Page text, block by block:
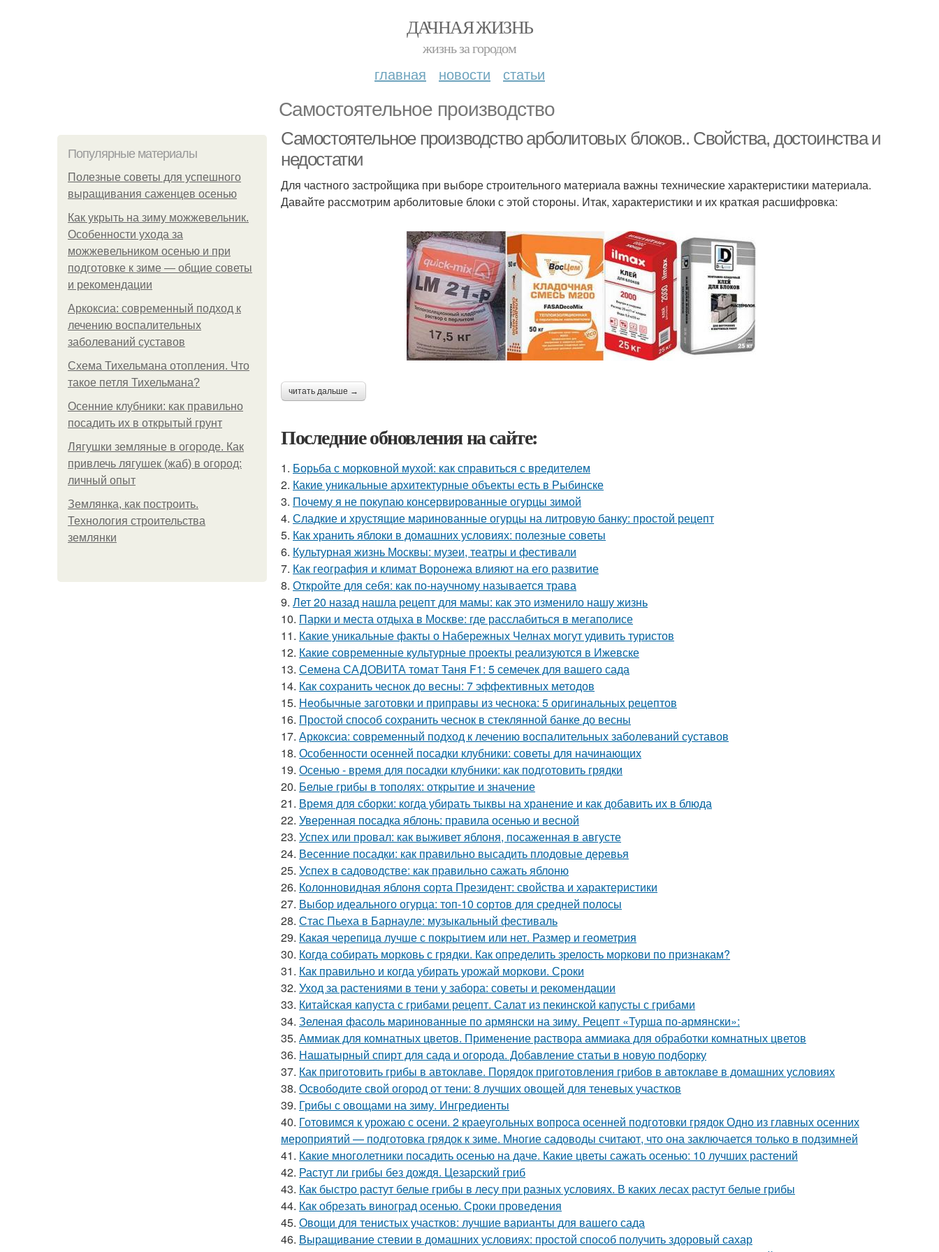
ДАЧНАЯ ЖИЗНЬ
жизнь за городом
главная новости статьи
Самостоятельное производство
Популярные материалы
Полезные советы для успешного
выращивания саженцев осенью
Как укрыть на зиму можжевельник.
Особенности ухода за
можжевельником осенью и при
подготовке к зиме — общие советы
и рекомендации
Аркоксиа: современный подход к
лечению воспалительных
заболеваний суставов
Схема Тихельмана отопления. Что
такое петля Тихельмана?
Осенние клубники: как правильно
посадить их в открытый грунт
Лягушки земляные в огороде. Как
привлечь лягушек (жаб) в огород:
личный опыт
Землянка, как построить.
Технология строительства
землянки
Самостоятельное производство арболитовых блоков.. Свойства, достоинства и
недостатки
Для частного застройщика при выборе строительного материала важны технические характеристики материала.
Давайте рассмотрим арболитовые блоки с этой стороны. Итак, характеристики и их краткая расшифровка:
читать дальше →
Последние обновления на сайте:
1. Борьба с морковной мухой: как справиться с вредителем
2. Какие уникальные архитектурные объекты есть в Рыбинске
3. Почему я не покупаю консервированные огурцы зимой
4. Сладкие и хрустящие маринованные огурцы на литровую банку: простой рецепт
5. Как хранить яблоки в домашних условиях: полезные советы
6. Культурная жизнь Москвы: музеи, театры и фестивали
7. Как география и климат Воронежа влияют на его развитие
8. Откройте для себя: как по-научному называется трава
9. Лет 20 назад нашла рецепт для мамы: как это изменило нашу жизнь
10. Парки и места отдыха в Москве: где расслабиться в мегаполисе
11. Какие уникальные факты о Набережных Челнах могут удивить туристов
12. Какие современные культурные проекты реализуются в Ижевске
13. Семена САДОВИТА томат Таня F1: 5 семечек для вашего сада
14. Как сохранить чеснок до весны: 7 эффективных методов
15. Необычные заготовки и приправы из чеснока: 5 оригинальных рецептов
16. Простой способ сохранить чеснок в стеклянной банке до весны
17. Аркоксиа: современный подход к лечению воспалительных заболеваний суставов
18. Особенности осенней посадки клубники: советы для начинающих
19. Осенью - время для посадки клубники: как подготовить грядки
20. Белые грибы в тополях: открытие и значение
21. Время для сборки: когда убирать тыквы на хранение и как добавить их в блюда
22. Уверенная посадка яблонь: правила осенью и весной
23. Успех или провал: как выживет яблоня, посаженная в августе
24. Весенние посадки: как правильно высадить плодовые деревья
25. Успех в садоводстве: как правильно сажать яблоню
26. Колонновидная яблоня сорта Президент: свойства и характеристики
27. Выбор идеального огурца: топ-10 сортов для средней полосы
28. Стас Пьеха в Барнауле: музыкальный фестиваль
29. Какая черепица лучше с покрытием или нет. Размер и геометрия
30. Когда собирать морковь с грядки. Как определить зрелость моркови по признакам?
31. Как правильно и когда убирать урожай моркови. Сроки
32. Уход за растениями в тени у забора: советы и рекомендации
33. Китайская капуста с грибами рецепт. Салат из пекинской капусты с грибами
34. Зеленая фасоль маринованные по армянски на зиму. Рецепт «Турша по-армянски»:
35. Аммиак для комнатных цветов. Применение раствора аммиака для обработки комнатных цветов
36. Нашатырный спирт для сада и огорода. Добавление статьи в новую подборку
37. Как приготовить грибы в автоклаве. Порядок приготовления грибов в автоклаве в домашних условиях
38. Освободите свой огород от тени: 8 лучших овощей для теневых участков
39. Грибы с овощами на зиму. Ингредиенты
40. Готовимся к урожаю с осени. 2 краеугольных вопроса осенней подготовки грядок Одно из главных осенних
мероприятий — подготовка грядок к зиме. Многие садоводы считают, что она заключается только в подзимней
41. Какие многолетники посадить осенью на даче. Какие цветы сажать осенью: 10 лучших растений
42. Растут ли грибы без дождя. Цезарский гриб
43. Как быстро растут белые грибы в лесу при разных условиях. В каких лесах растут белые грибы
44. Как обрезать виноград осенью. Сроки проведения
45. Овощи для тенистых участков: лучшие варианты для вашего сада
46. Выращивание стевии в домашних условиях: простой способ получить здоровый сахар